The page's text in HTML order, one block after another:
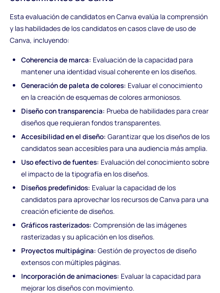
Esta evaluación de candidatos en Canva evalúa la comprensión
y las habilidades de los candidatos en casos clave de uso de
Canva, incluyendo:
Coherencia de marca: Evaluación de la capacidad para
mantener una identidad visual coherente en los diseños.
Generación de paleta de colores: Evaluar el conocimiento
en la creación de esquemas de colores armoniosos.
Diseño con transparencia: Prueba de habilidades para crear
diseños que requieran fondos transparentes.
Accesibilidad en el diseño: Garantizar que los diseños de los
candidatos sean accesibles para una audiencia más amplia.
Uso efectivo de fuentes: Evaluación del conocimiento sobre
el impacto de la tipografía en los diseños.
Diseños predefinidos: Evaluar la capacidad de los
candidatos para aprovechar los recursos de Canva para una
creación eficiente de diseños.
Gráficos rasterizados: Comprensión de las imágenes
rasterizadas y su aplicación en los diseños.
Proyectos multipágina: Gestión de proyectos de diseño
extensos con múltiples páginas.
Incorporación de animaciones: Evaluar la capacidad para
mejorar los diseños con movimiento.